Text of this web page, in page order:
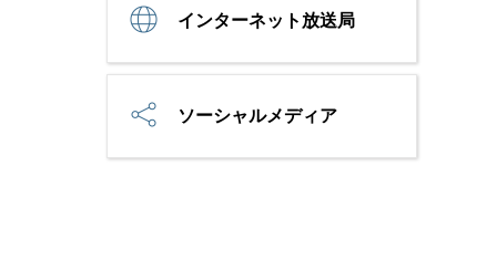
インターネット放送局
ソーシャルメディア